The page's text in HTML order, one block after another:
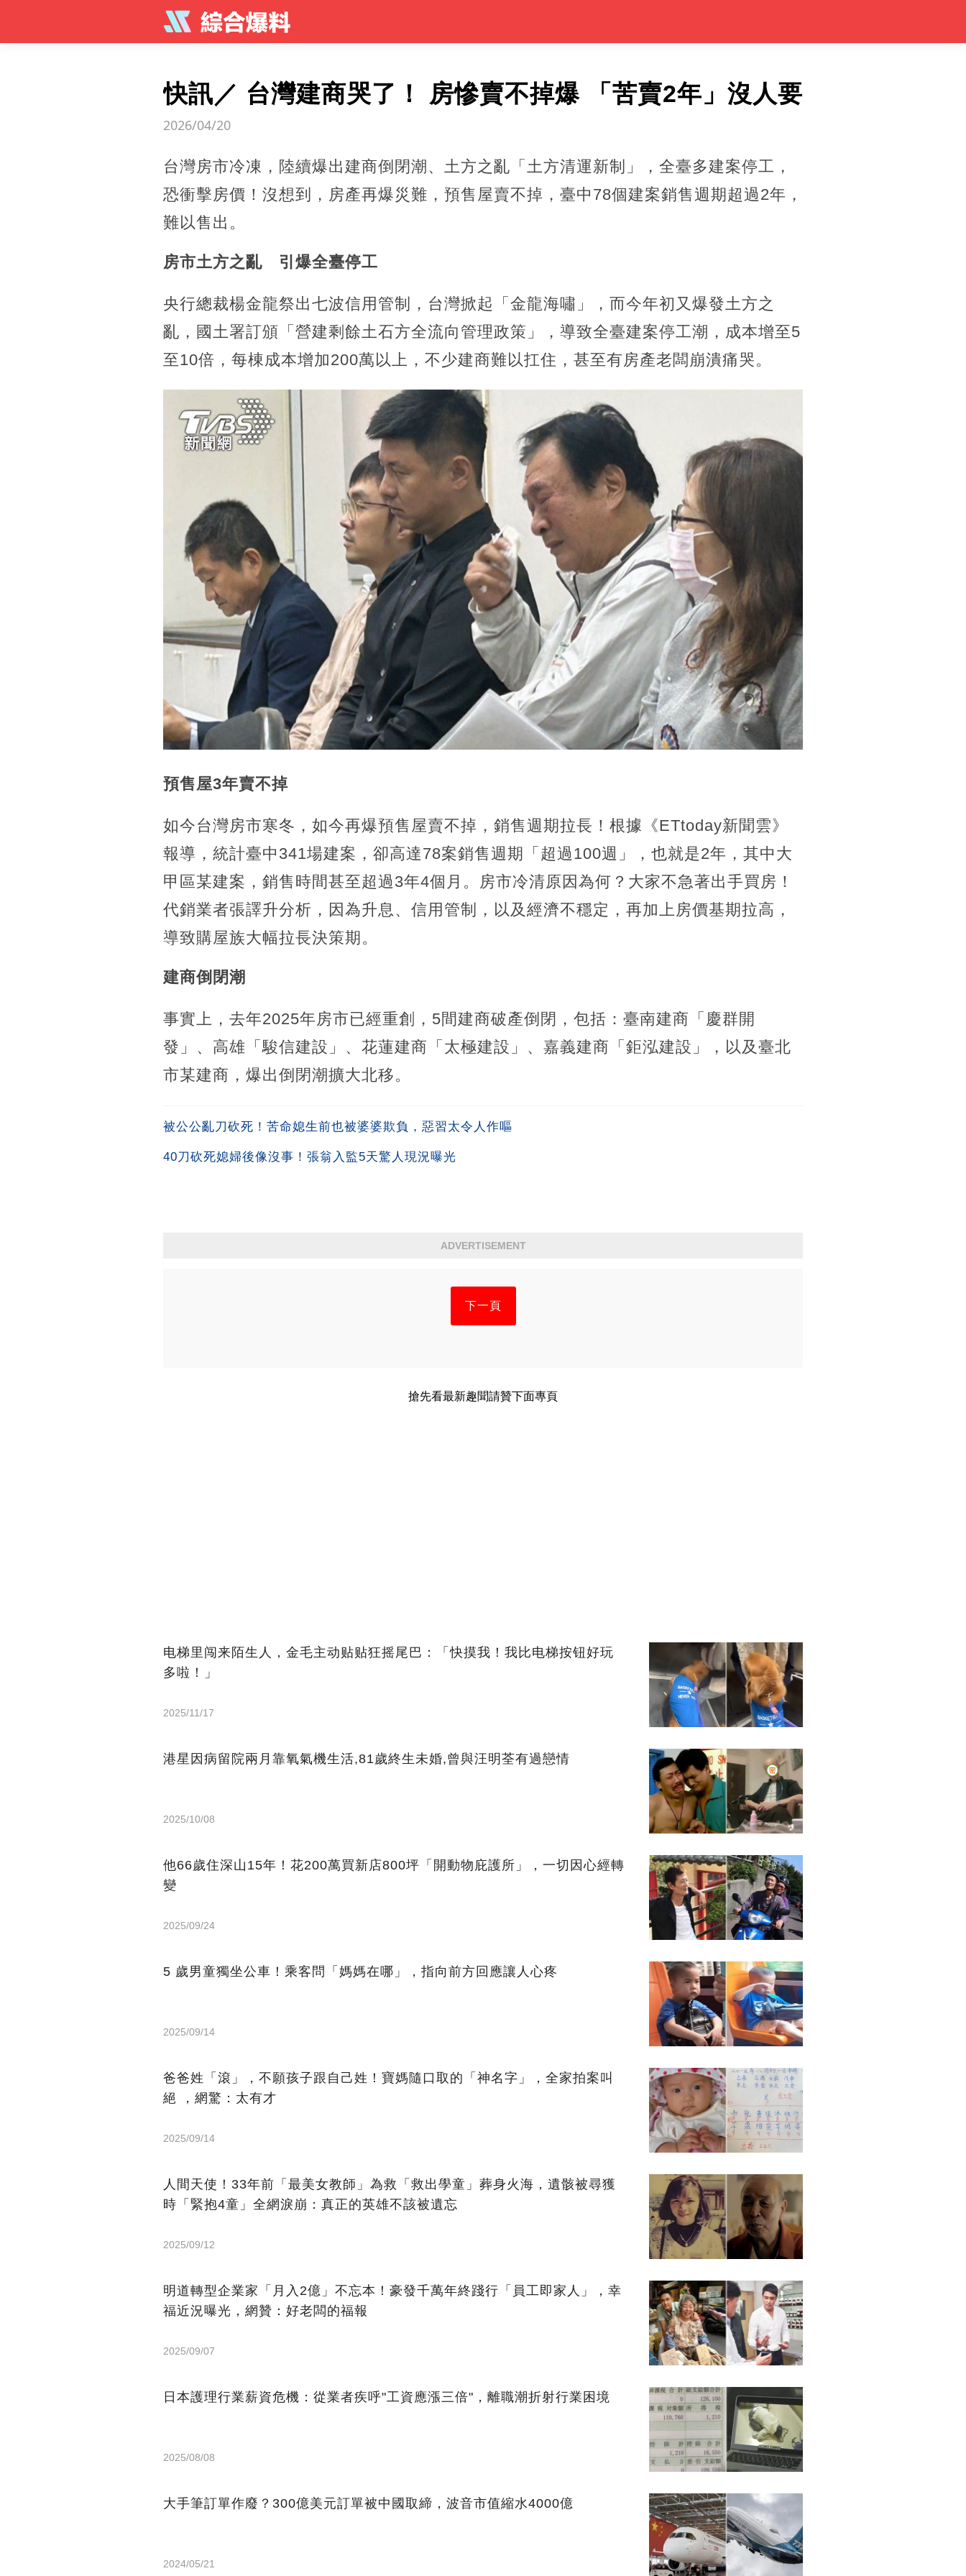
快訊／ 台灣建商哭了！ 房慘賣不掉爆 「苦賣2年」沒人要
2026/04/20
台灣房市冷凍，陸續爆出建商倒閉潮、土方之亂「土方清運新制」，全臺多建案停工，
恐衝擊房價！沒想到，房產再爆災難，預售屋賣不掉，臺中78個建案銷售週期超過2年，
難以售出。
房市土方之亂 引爆全臺停工
央行總裁楊金龍祭出七波信用管制，台灣掀起「金龍海嘯」，而今年初又爆發土方之
亂，國土署訂頒「營建剩餘土石方全流向管理政策」，導致全臺建案停工潮，成本增至5
至10倍，每棟成本增加200萬以上，不少建商難以扛住，甚至有房產老闆崩潰痛哭。
預售屋3年賣不掉
如今台灣房市寒冬，如今再爆預售屋賣不掉，銷售週期拉長！根據《ETtoday新聞雲》
報導，統計臺中341場建案，卻高達78案銷售週期「超過100週」，也就是2年，其中大
甲區某建案，銷售時間甚至超過3年4個月。房市冷清原因為何？大家不急著出手買房！
代銷業者張譯升分析，因為升息、信用管制，以及經濟不穩定，再加上房價基期拉高，
導致購屋族大幅拉長決策期。
建商倒閉潮
事實上，去年2025年房市已經重創，5間建商破產倒閉，包括：臺南建商「慶群開
發」、高雄「駿信建設」、花蓮建商「太極建設」、嘉義建商「鉅泓建設」，以及臺北
市某建商，爆出倒閉潮擴大北移。
被公公亂刀砍死！苦命媳生前也被婆婆欺負，惡習太令人作嘔
40刀砍死媳婦後像沒事！張翁入監5天驚人現況曝光
ADVERTISEMENT
下一頁
搶先看最新趣聞請贊下面專頁
电梯里闯来陌生人，金毛主动贴贴狂摇尾巴：「快摸我！我比电梯按钮好玩
多啦！」
2025/11/17
港星因病留院兩月靠氧氣機生活,81歲終生未婚,曾與汪明荃有過戀情
2025/10/08
他66歲住深山15年！花200萬買新店800坪「開動物庇護所」，一切因心經轉
變
2025/09/24
5 歲男童獨坐公車！乘客問「媽媽在哪」，指向前方回應讓人心疼
2025/09/14
爸爸姓「滾」，不願孩子跟自己姓！寶媽隨口取的「神名字」，全家拍案叫
絕 ，網驚：太有才
2025/09/14
人間天使！33年前「最美女教師」為救「救出學童」葬身火海，遺骸被尋獲
時「緊抱4童」全網淚崩：真正的英雄不該被遺忘
2025/09/12
明道轉型企業家「月入2億」不忘本！豪發千萬年終踐行「員工即家人」，幸
福近況曝光，網贊：好老闆的福報
2025/09/07
日本護理行業薪資危機：從業者疾呼"工資應漲三倍"，離職潮折射行業困境
2025/08/08
大手筆訂單作廢？300億美元訂單被中國取締，波音市值縮水4000億
2024/05/21